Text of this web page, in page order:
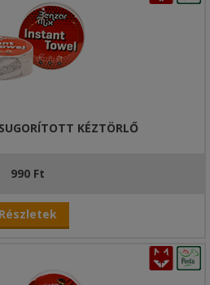
KÉZTÖRLŐ
990 Ft
Részletek